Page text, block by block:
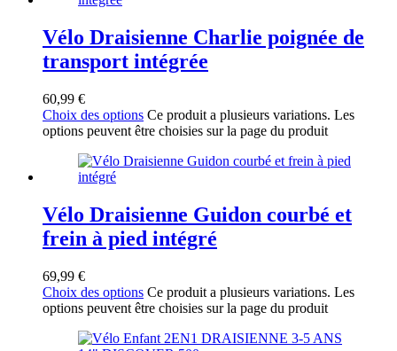
Vélo Draisienne Charlie poignée de
transport intégrée
60,99 €
Choix des options Ce produit a plusieurs variations. Les
options peuvent être choisies sur la page du produit
Vélo Draisienne Guidon courbé et
frein à pied intégré
69,99 €
Choix des options Ce produit a plusieurs variations. Les
options peuvent être choisies sur la page du produit